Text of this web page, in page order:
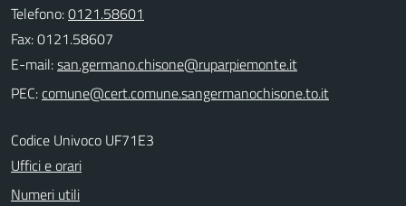
Telefono:0121.58601
Fax: 0121.58607
E-mail:
PEC:
Codice Univoco UF71E3
Uffici e orari
Numeri utili